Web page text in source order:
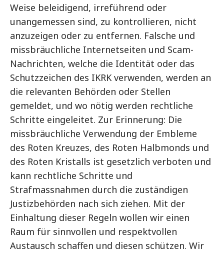
Weise beleidigend, irreführend oder
unangemessen sind, zu kontrollieren, nicht
anzuzeigen oder zu entfernen. Falsche und
missbräuchliche Internetseiten und Scam-
Nachrichten, welche die Identität oder das
Schutzzeichen des IKRK verwenden, werden an
die relevanten Behörden oder Stellen
gemeldet, und wo nötig werden rechtliche
Schritte eingeleitet. Zur Erinnerung: Die
missbräuchliche Verwendung der Embleme
des Roten Kreuzes, des Roten Halbmonds und
des Roten Kristalls ist gesetzlich verboten und
kann rechtliche Schritte und
Strafmassnahmen durch die zuständigen
Justizbehörden nach sich ziehen. Mit der
Einhaltung dieser Regeln wollen wir einen
Raum für sinnvollen und respektvollen
Austausch schaffen und diesen schützen. Wir